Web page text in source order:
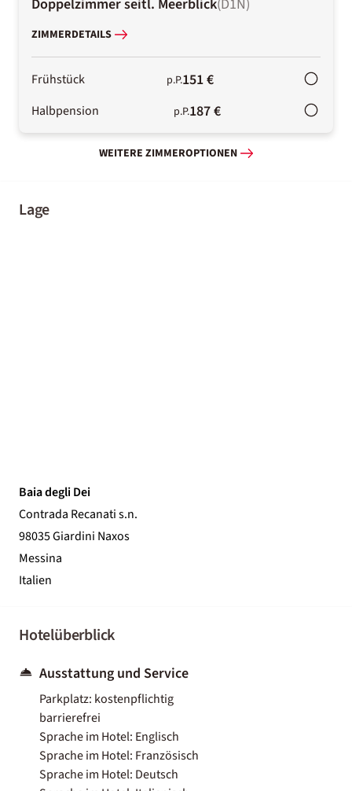
Doppelzimmer seitl. Meerblick(D1N)
ZIMMERDETAILS
Frühstück p.P.151 €
Halbpension p.P.187 €
WEITERE ZIMMEROPTIONEN
Lage
Baia degli Dei
Contrada Recanati s.n.
98035 Giardini Naxos
Messina
Italien
Hotelüberblick
Ausstattung und Service
Parkplatz: kostenpflichtig
barrierefrei
Sprache im Hotel: Englisch
Sprache im Hotel: Französisch
Sprache im Hotel: Deutsch